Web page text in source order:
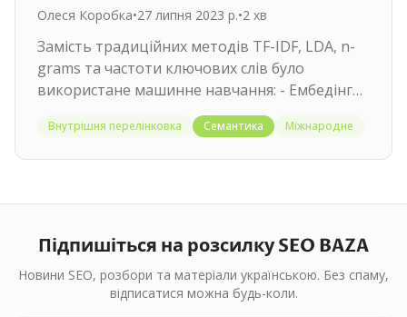
Олеся Коробка•27 липня 2023 р.•2 хв
Замість традиційних методів TF-IDF, LDA, n-
grams та частоти ключових слів було
використане машинне навчання: - Ембедінги
(вбудовування). Зроблені з…
Внутрішня перелінковка Семантика Міжнародне
Підпишіться на розсилку SEO BAZA
Новини SEO, розбори та матеріали українською. Без спаму,
відписатися можна будь-коли.